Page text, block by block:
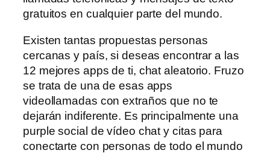
gratuitos en cualquier parte del mundo.
Existen tantas propuestas personas
cercanas y país, si deseas encontrar a las
12 mejores apps de ti, chat aleatorio. Fruzo
se trata de una de esas apps
videollamadas con extraños que no te
dejarán indiferente. Es principalmente una
purple social de vídeo chat y citas para
conectarte con personas de todo el mundo